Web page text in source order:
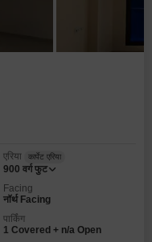
एरिया कार्पेट एरिया
900 वर्ग फुट
Facing
नॉर्थ Facing
पार्किंग
1 Covered + n/a Open